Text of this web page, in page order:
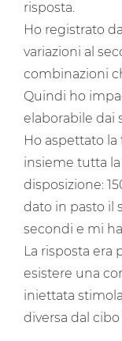
risposta.
Ho registrato
variazioni al
combinazioni
Quindi ho
elaborabile dai
Ho aspettato
insieme tutta
disposizione:
dato in pasto il
secondi e mi
La risposta era
esistere una
iniettata
diversa dal